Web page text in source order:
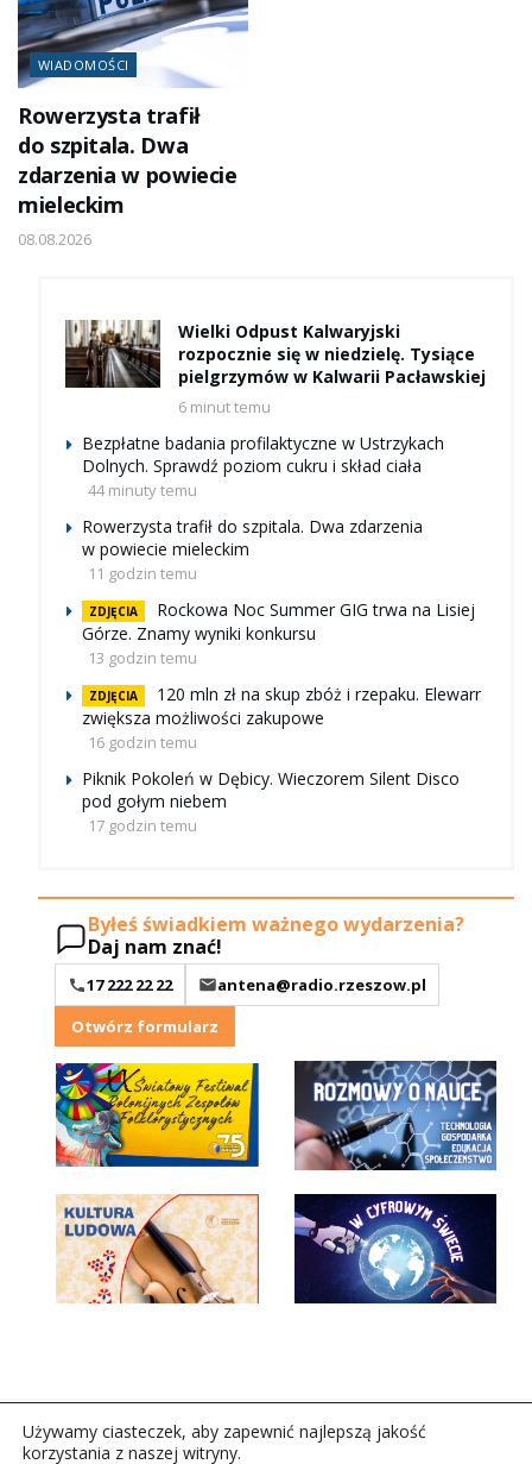
WIADOMOŚCI
Rowerzysta trafił
do szpitala. Dwa
zdarzenia w powiecie
mieleckim
08.08.2026
Wielki Odpust Kalwaryjski
rozpocznie się w niedzielę. Tysiące
pielgrzymów w Kalwarii Pacławskiej
6 minut temu
Bezpłatne badania profilaktyczne w Ustrzykach
Dolnych. Sprawdź poziom cukru i skład ciała
44 minuty temu
Rowerzysta trafił do szpitala. Dwa zdarzenia
w powiecie mieleckim
11 godzin temu
ZDJĘCIA
Rockowa Noc Summer GIG trwa na Lisiej
Górze. Znamy wyniki konkursu
13 godzin temu
ZDJĘCIA
120 mln zł na skup zbóż i rzepaku. Elewarr
zwiększa możliwości zakupowe
16 godzin temu
Piknik Pokoleń w Dębicy. Wieczorem Silent Disco
pod gołym niebem
17 godzin temu
Byłeś świadkiem ważnego wydarzenia?
Daj nam znać!
17 222 22 22
antena@radio.rzeszow.pl
Otwórz formularz
Używamy ciasteczek, aby zapewnić najlepszą jakość
korzystania z naszej witryny.